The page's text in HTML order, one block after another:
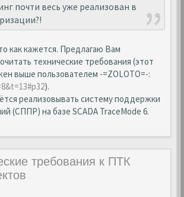
почти весь уже реализован в
как кажется. Предлагаю Вам
технические требования (этот
выше пользователем -=ZOLOTO=-:
).
реализовывать систему поддержки
(СППР) на базе SCADA TraceMode 6.
требования к ПТК